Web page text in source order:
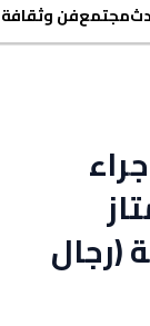
مجتمعفن وثقافة
(رجال